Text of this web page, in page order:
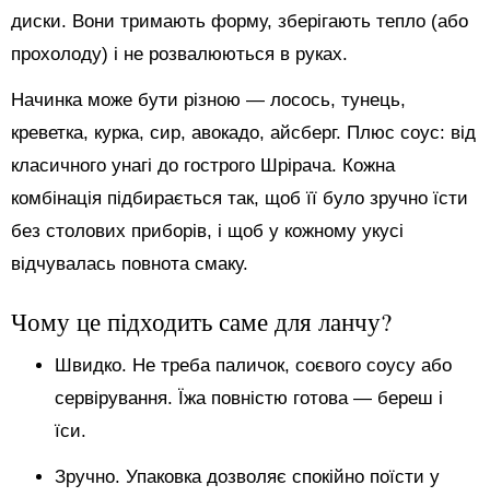
диски. Вони тримають форму, зберігають тепло (або
прохолоду) і не розвалюються в руках.
Начинка може бути різною — лосось, тунець,
креветка, курка, сир, авокадо, айсберг. Плюс соус: від
класичного унагі до гострого Шрірача. Кожна
комбінація підбирається так, щоб її було зручно їсти
без столових приборів, і щоб у кожному укусі
відчувалась повнота смаку.
Чому це підходить саме для ланчу?
Швидко. Не треба паличок, соєвого соусу або
сервірування. Їжа повністю готова — береш і
їси.
Зручно. Упаковка дозволяє спокійно поїсти у